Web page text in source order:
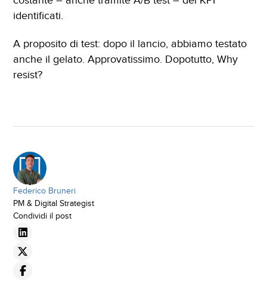
identificati.
A proposito di test: dopo il lancio, abbiamo testato
anche il gelato. Approvatissimo. Dopotutto, Why
resist?
Federico Bruneri
PM & Digital Strategist
Condividi il post